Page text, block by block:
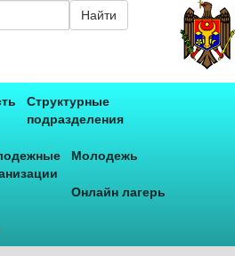
Найти
Структурные
подразделения
Молодежь
Онлайн лагерь